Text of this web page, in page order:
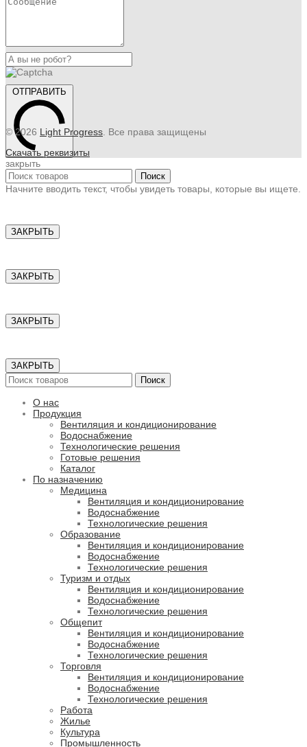
ОТПРАВИТЬ
© 2026 Light Progress . Все права защищены
Скачать реквизиты
закрыть
Поиск
Начните вводить текст, чтобы увидеть товары, которые вы ищете.
ЗАКРЫТЬ
ЗАКРЫТЬ
ЗАКРЫТЬ
ЗАКРЫТЬ
Поиск
О нас
Продукция
Вентиляция и кондиционирование
Водоснабжение
Технологические решения
Готовые решения
Каталог
По назначению
Медицина
Вентиляция и кондиционирование
Водоснабжение
Технологические решения
Образование
Вентиляция и кондиционирование
Водоснабжение
Технологические решения
Туризм и отдых
Вентиляция и кондиционирование
Водоснабжение
Технологические решения
Общепит
Вентиляция и кондиционирование
Водоснабжение
Технологические решения
Торговля
Вентиляция и кондиционирование
Водоснабжение
Технологические решения
Работа
Жилье
Культура
Промышленность